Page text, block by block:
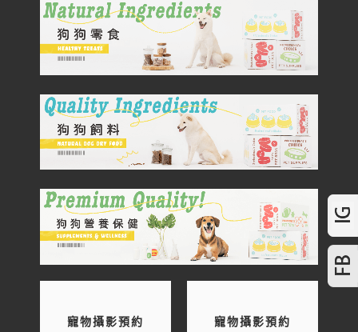
寵物攝影預約 寵物攝影預約